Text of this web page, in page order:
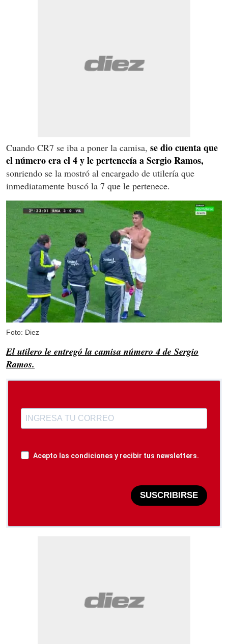
Cuando CR7 se iba a poner la camisa, se dio cuenta que
el número era el 4 y le pertenecía a Sergio Ramos,
sonriendo se la mostró al encargado de utilería que
inmediatamente buscó la 7 que le pertenece.
Foto: Diez
El utilero le entregó la camisa número 4 de Sergio
Ramos.
Acepto las condiciones y recibir tus newsletters.
SUSCRIBIRSE